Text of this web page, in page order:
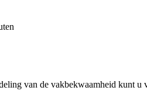
van de vakbekwaamheid kunt u